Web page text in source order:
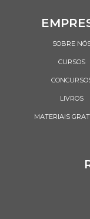
SOBRE
CURSOS
LIVROS
MATERIAIS